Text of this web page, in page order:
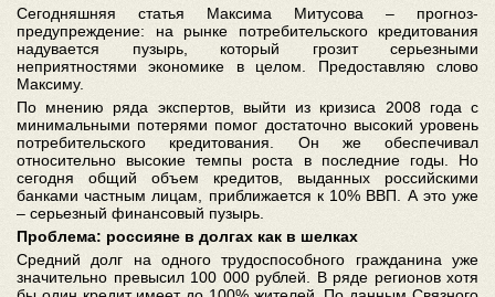
Сегодняшняя статья Максима Митусова – прогноз-
предупреждение: на рынке потребительского кредитования
надувается пузырь, который грозит серьезными
неприятностями экономике в целом. Предоставляю слово
Максиму.
По мнению ряда экспертов, выйти из кризиса 2008 года с
минимальными потерями помог достаточно высокий уровень
потребительского кредитования. Он же обеспечивал
относительно высокие темпы роста в последние годы. Но
сегодня общий объем кредитов, выданных российскими
банками частным лицам, приближается к 10% ВВП. А это уже
– серьезный финансовый пузырь.
Проблема: россияне в долгах как в шелках
Средний долг на одного трудоспособного гражданина уже
значительно превысил 100 000 рублей. В ряде регионов хотя